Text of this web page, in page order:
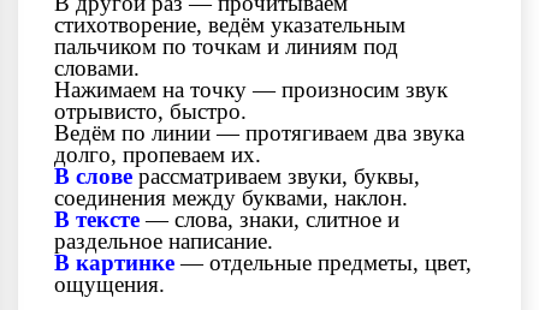
стихотворение, ведём указательным
пальчиком по точкам и линиям под
словами.
Нажимаем на точку — произносим звук
отрывисто, быстро.
Ведём по линии — протягиваем два звука
долго, пропеваем их.
В слове рассматриваем звуки, буквы,
соединения между буквами, наклон.
В тексте— слова, знаки, слитное и
раздельное написание.
В картинке — отдельные предметы, цвет,
ощущения.